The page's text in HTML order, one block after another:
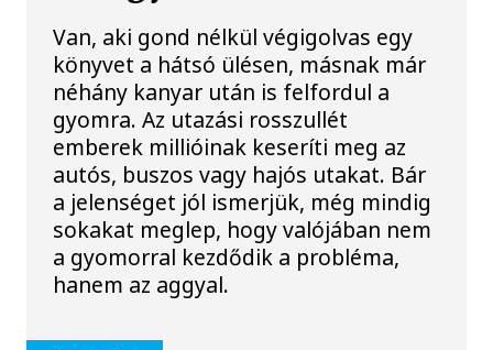
Van, aki gond nélkül végigolvas egy
könyvet a hátsó ülésen, másnak már
néhány kanyar után is felfordul a
gyomra. Az utazási rosszullét
emberek millióinak keseríti meg az
autós, buszos vagy hajós utakat. Bár
a jelenséget jól ismerjük, még mindig
sokakat meglep, hogy valójában nem
a gyomorral kezdődik a probléma,
hanem az aggyal.